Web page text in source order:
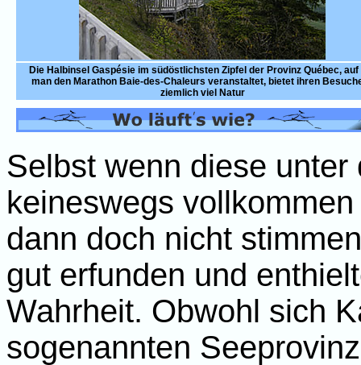
Die Halbinsel Gaspésie im südöstlichsten Zipfel der Provinz Québec, auf
man den Marathon Baie-des-Chaleurs veranstaltet, bietet ihren
ziemlich viel Natur
Selbst wenn diese
keineswegs
dann doch nicht
gut erfunden und
Wahrheit. Obwohl sich
sogenannten